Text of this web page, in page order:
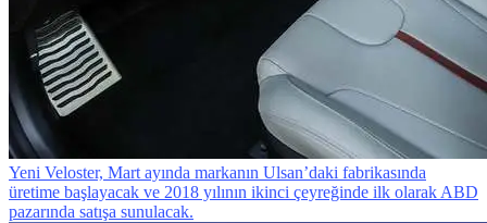
Yeni Veloster, Mart ayında markanın Ulsan’daki fabrikasında
üretime başlayacak ve 2018 yılının ikinci çeyreğinde ilk olarak ABD
pazarında satışa sunulacak.